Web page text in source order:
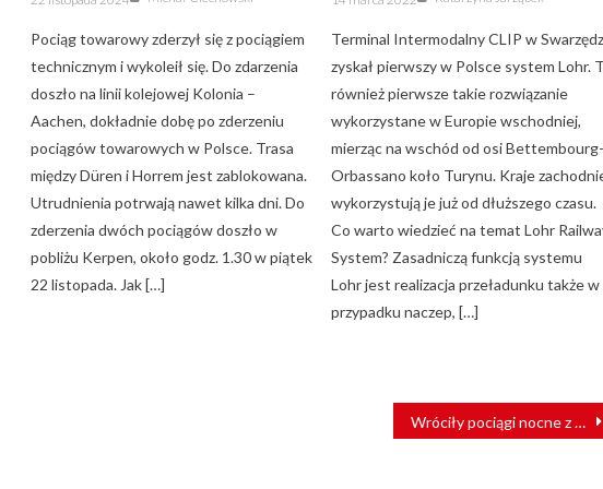
on
Pociąg towarowy zderzył się z pociągiem
technicznym i wykoleił się. Do zdarzenia
doszło na linii kolejowej Kolonia –
Aachen, dokładnie dobę po zderzeniu
pociągów towarowych w Polsce. Trasa
między Düren i Horrem jest zablokowana.
Utrudnienia potrwają nawet kilka dni. Do
zderzenia dwóch pociągów doszło w
pobliżu Kerpen, około godz. 1.30 w piątek
22 listopada. Jak […]
on
Terminal Intermodalny CLIP w
zyskał pierwszy w Polsce system Lohr.
również pierwsze takie rozwiązanie
wykorzystane w Europie wschodniej,
mierząc na wschód od osi Bettembourg-
Orbassano koło Turynu. Kraje
wykorzystują je już od dłuższego czasu.
Co warto wiedzieć na temat Lohr
System? Zasadniczą funkcją systemu
Lohr jest realizacja przeładunku także w
przypadku naczep, […]
Wróciły pociągi nocne z Paryża do Berlina. European Sleeper wypełnia lukę